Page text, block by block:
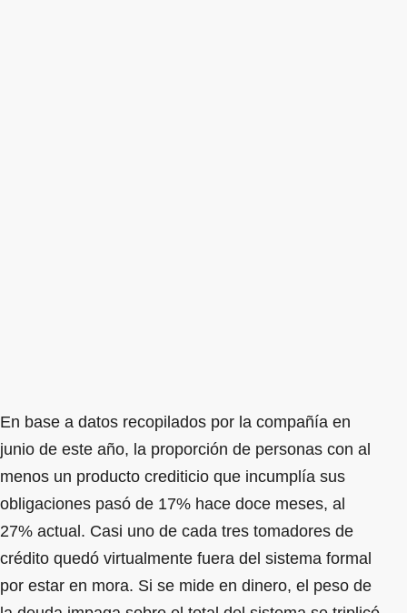
En base a datos recopilados por la compañía en
junio de este año, la proporción de personas con al
menos un producto crediticio que incumplía sus
obligaciones pasó de 17% hace doce meses, al
27% actual. Casi uno de cada tres tomadores de
crédito quedó virtualmente fuera del sistema formal
por estar en mora. Si se mide en dinero, el peso de